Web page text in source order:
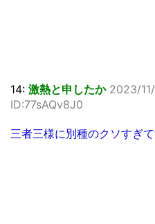
14: 激熱と申したか 2023/
ID:77sAQv8J0
三者三様に別種のクソすぎ